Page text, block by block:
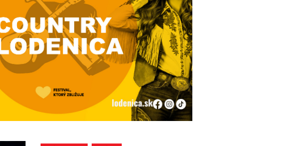
Next